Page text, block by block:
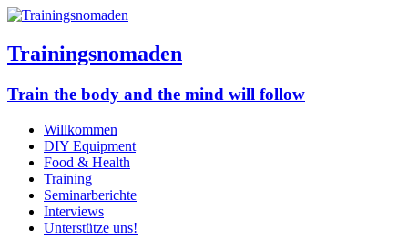
Trainingsnomaden
Train the body and the mind will follow
Willkommen
DIY Equipment
Food & Health
Training
Seminarberichte
Interviews
Unterstütze uns!